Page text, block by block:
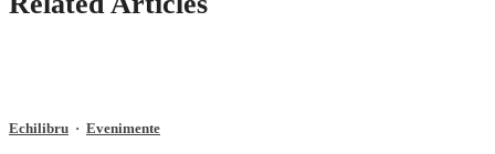
Echilibru · Evenimente